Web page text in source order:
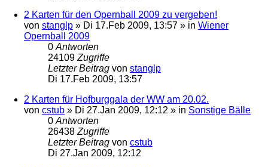
2 Karten für den Opernball 2009 zu vergeben!
von stanglp » Di 17.Feb 2009, 13:57 » in Wiener
Opernball 2009
0 Antworten
24109 Zugriffe
Letzter Beitrag von stanglp
Di 17.Feb 2009, 13:57
2 Karten für Hofburggala der WW am 20.02.
von cstub » Di 27.Jan 2009, 12:12 » in Sonstige Bälle
0 Antworten
26438 Zugriffe
Letzter Beitrag von cstub
Di 27.Jan 2009, 12:12